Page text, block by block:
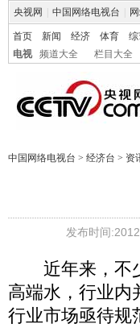
央视网 中国网络电视台
首页 新闻 经济 体育
电视
频道大全 栏目大全
中国网络电视台 > 经济台 > 资
发布时间
近年来，不少
高端水，行业内
行业市场亟待规